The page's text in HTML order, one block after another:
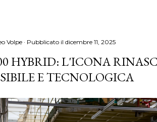
Volpe Pubblicato il dicembre 11, 2025
HYBRID: L'ICONA
E TECNOLOGICA